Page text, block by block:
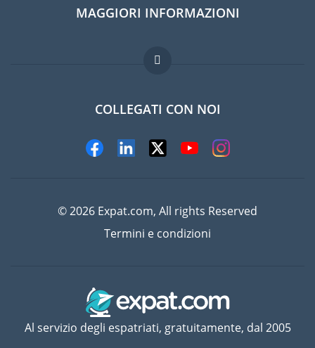
Guida per expat
Lavori all'estero
MAGGIORI INFORMAZIONI
Domande frequenti
COLLEGATI CON NOI
© 2026 Expat.com, All rights Reserved
Termini e condizioni
Al servizio degli espatriati, gratuitamente, dal 2005